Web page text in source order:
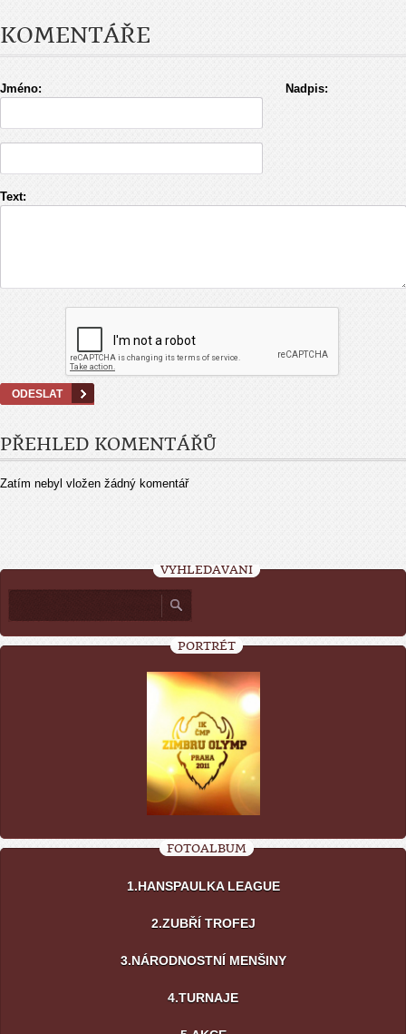
KOMENTÁŘE
Jméno: Nadpis:
Text:
PŘEHLED KOMENTÁŘŮ
Zatím nebyl vložen žádný komentář
VYHLEDÁVÁNÍ
PORTRÉT
FOTOALBUM
1.HANSPAULKA LEAGUE
2.ZUBŘÍ TROFEJ
3.NÁRODNOSTNÍ MENŠINY
4.TURNAJE